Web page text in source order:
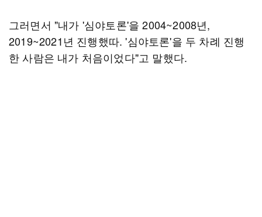
그러면서 "내가 '심야토론'을 2004~2008년,
2019~2021년 진행했따. '심야토론'을 두 차례 진행
한 사람은 내가 처음이었다"고 말했다.